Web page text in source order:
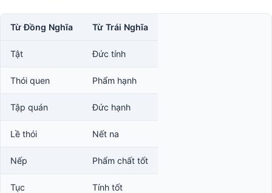
Từ Đồng Nghĩa Từ Trái Nghĩa
Tật Đức tính
Thói quen Phẩm hạnh
Tập quán Đức hạnh
Lề thói Nết na
Nếp Phẩm chất tốt
Tục Tính tốt